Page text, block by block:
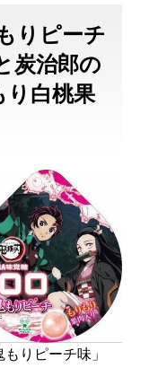
りピーチ
炭治郎の
白桃果
りピーチ味」